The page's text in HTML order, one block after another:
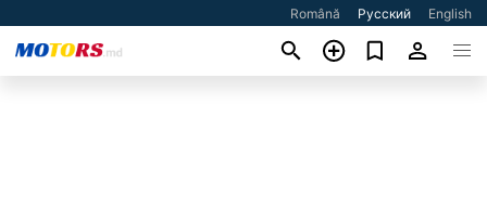
Română Русский English